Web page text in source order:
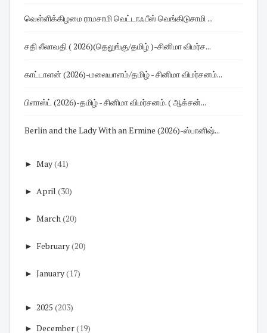
வெள்ளிக்கிழமை ராமசாமி வெட்டாஃபீஸ் வெங்கிடுசாமி ...
சதி லீலாவதி ( 2026)(தெலுங்கு/தமிழ் )-சினிமா விமர்ச...
காட்டாளன் (2026)-மலையாளம்/தமிழ் - சினிமா விமர்சனம்...
பிளாஸ்ட் (2026)-தமிழ் - சினிமா விமர்சனம். ( ஆக்சன்...
Berlin and the Lady With an Ermine (2026)-ஸ்பானிஷ்...
► May(41)
► April (30)
► March(20)
► February(20)
► January(17)
► 2025 (203)
► December(19)